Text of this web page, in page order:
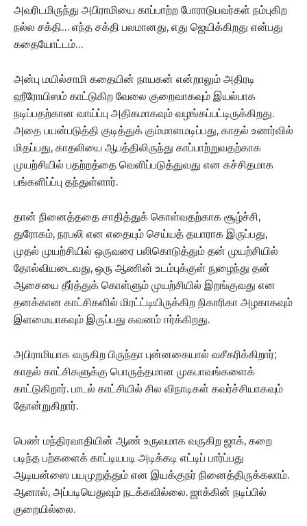
அவரிடமிருந்து அபிராமியை காப்பாற்ற போராடுபவர்கள் நம்புகிற
நல்ல சக்தி… எந்த சக்தி பலமானது, எது ஜெயிக்கிறது என்பது
கதையோட்டம்…
அன்பு மயில்சாமி கதையின் நாயகன் என்றாலும் அதிரடி
ஹீரோயிஸம் காட்டுகிற வேலை குறைவாகவும் இயல்பாக
நடிப்பதற்கான வாய்ப்பு அதிகமாகவும் வழங்கப்பட்டிருக்கிறது.
அதை பயன்படுத்தி குடித்துக் கும்மாளமடிப்பது, காதல் உணர்வில்
மிதப்பது, காதலியை ஆபத்திலிருந்து காப்பாற்றுவதற்காக
முயற்சியில் பதற்றத்தை வெளிப்படுத்துவது என கச்சிதமாக
பங்களிப்ப்பு தந்துள்ளார்.
தான் நினைத்ததை சாதித்துக் கொள்வதற்காக சூழ்ச்சி,
துரோகம், நரபலி என எதையும் செய்யத் தயாராக இருப்பது,
முதல் முயற்சியில் ஒருவரை பலிகொடுத்தும் தன் முயற்சியில்
தோல்வியடைவது, ஒரு ஆணின் உடம்புக்குள் நுழைந்து தன்
ஆசையை தீர்த்துக் கொள்ளும் முயற்சியில் இறங்குவது என
தனக்கான காட்சிகளில் மிரட்ட்டியிருக்கிற நிகாரிகா அழகாகவும்
இளமையாகவும் இருப்பது கவனம் ஈர்க்கிறது.
அபிராமியாக வருகிற பிருந்தா புன்னகையால் வசீகரிக்கிறார்;
காதல் காட்சிகளுக்கு பொருத்தமான முகபாவங்களைக்
காட்டுகிறார். பாடல் காட்சியில் சில விநாடிகள் கவர்ச்சியாகவும்
தோன்றுகிறார்.
பெண் மந்திரவாதியின் ஆண் உருவமாக வருகிற ஜாக், கறை
படிந்த பற்களைக் காட்டியபடி அடிக்கடி எட்டிப் பார்ப்பது
ஆடியன்ஸை பயமுறுத்தும் என இயக்குநர் நினைத்திருக்கலாம்.
ஆனால், அப்படியெதுவும் நடக்கவில்லை. ஜாக்கின் நடிப்பில்
குறையில்லை.